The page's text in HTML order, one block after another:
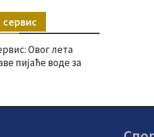
Овог лета
пијаће воде за